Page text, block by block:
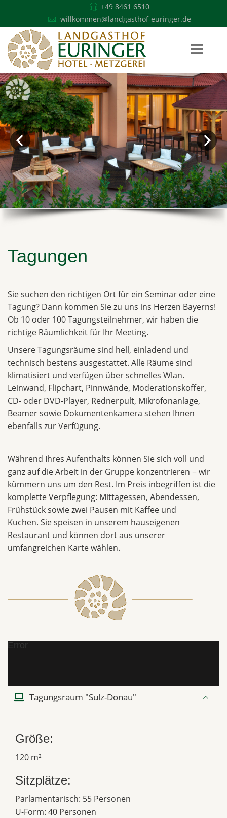
+49 8461 6510
willkommen@landgasthof-euringer.de
Tagungen
Sie suchen den richtigen Ort für ein Seminar oder eine
Tagung? Dann kommen Sie zu uns ins Herzen Bayerns!
Ob 10 oder 100 Tagungsteilnehmer, wir haben die
richtige Räumlichkeit für Ihr Meeting.
Unsere Tagungsräume sind hell, einladend und
technisch bestens ausgestattet. Alle Räume sind
klimatisiert und verfügen über schnelles Wlan.
Leinwand, Flipchart, Pinnwände, Moderationskoffer,
CD- oder DVD-Player, Rednerpult, Mikrofonanlage,
Beamer sowie Dokumentenkamera stehen Ihnen
ebenfalls zur Verfügung.
Während Ihres Aufenthalts können Sie sich voll und
ganz auf die Arbeit in der Gruppe konzentrieren − wir
kümmern uns um den Rest. Im Preis inbegriffen ist die
komplette Verpflegung: Mittagessen, Abendessen,
Frühstück sowie zwei Pausen mit Kaffee und
Kuchen. Sie speisen in unserem hauseigenen
Restaurant und können dort aus unserer
umfangreichen Karte wählen.
Error
Tagungsraum "Sulz-Donau"
Größe:
120 m²
Sitzplätze:
Parlamentarisch: 55 Personen
U-Form: 40 Personen